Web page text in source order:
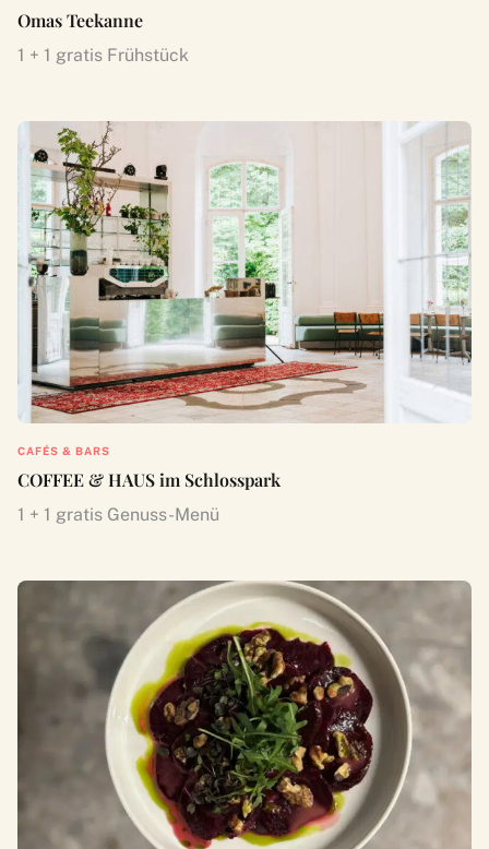
Omas Teekanne
1 + 1 gratis Frühstück
CAFÉS & BARS
COFFEE & HAUS im Schlosspark
1 + 1 gratis Genuss-Menü